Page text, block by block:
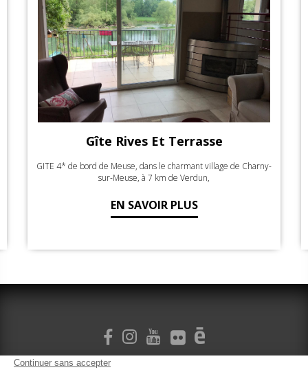
Gîte Rives Et Terrasse
GITE 4* de bord de Meuse, dans le charmant village de Charny-
sur-Meuse, à 7 km de Verdun,
EN SAVOIR PLUS